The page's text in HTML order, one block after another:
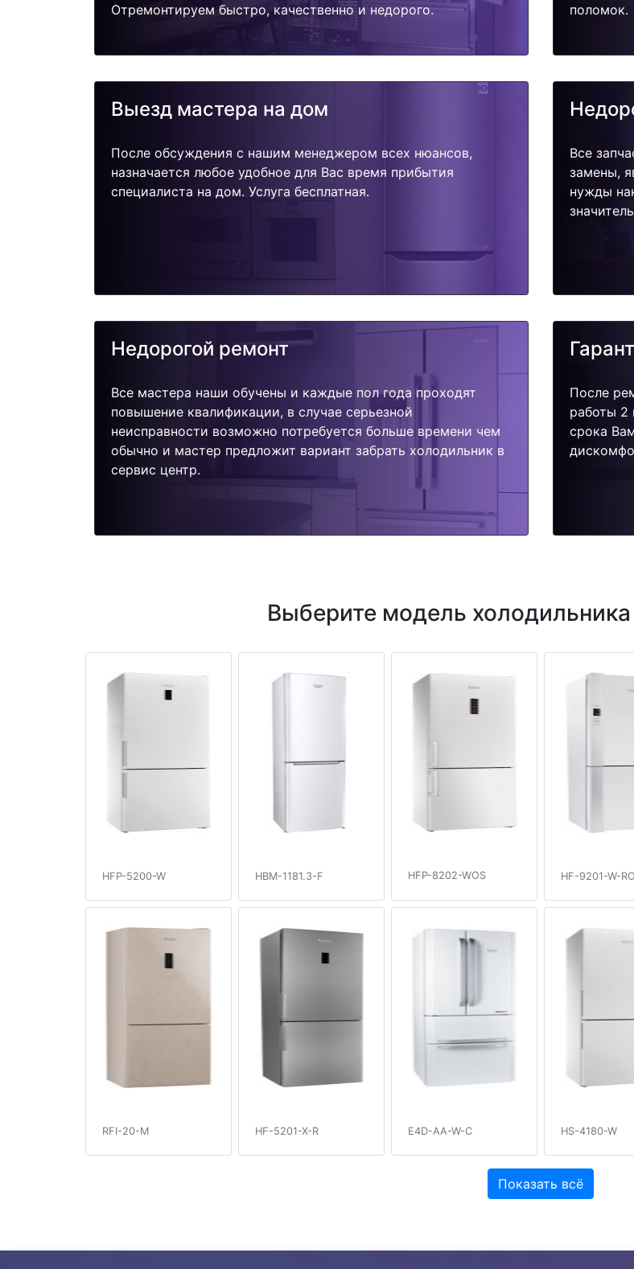
Отремонтируем быстро, качественно и недорого.
поломок.
Выезд мастера на дом
После обсуждения с нашим менеджером всех нюансов,
назначается любое удобное для Вас время прибытия
специалиста на дом. Услуга бесплатная.
Все
замены,
нужды
Недорогой ремонт
Все мастера наши обучены и каждые пол года проходят
повышение квалификации, в случае серьезной
неисправности возможно потребуется больше времени чем
обычно и мастер предложит вариант забрать холодильник в
сервис центр.
После
работы 2
срока
Выберите модель
HFP-5200-W HBM-1181.3-F HFP-8202-WOS HF-9201-W-RO
RFI-20-M HF-5201-X-R E4D-AA-W-C HS-4180-W
Показать всё